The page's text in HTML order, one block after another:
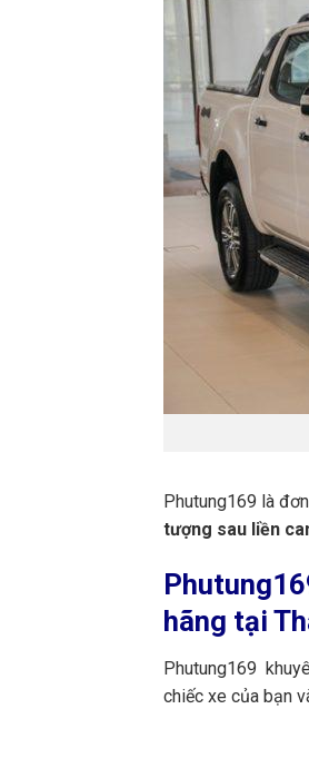
Phutung169 là
tượng sau liền
hãng tại
Phutung169
chiếc xe của bạn